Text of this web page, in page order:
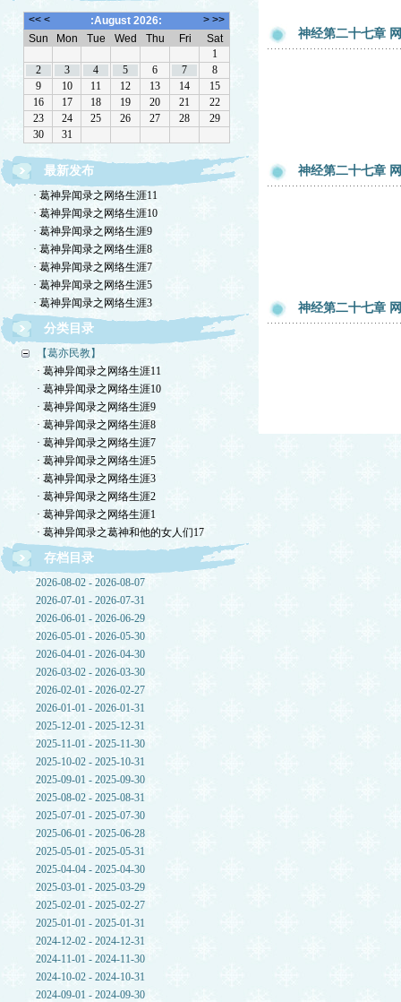
最新发布
· 葛神异闻录之网络生涯11
· 葛神异闻录之网络生涯10
· 葛神异闻录之网络生涯9
· 葛神异闻录之网络生涯8
· 葛神异闻录之网络生涯7
· 葛神异闻录之网络生涯5
· 葛神异闻录之网络生涯3
分类目录
【葛亦民教】
· 葛神异闻录之网络生涯11
· 葛神异闻录之网络生涯10
· 葛神异闻录之网络生涯9
· 葛神异闻录之网络生涯8
· 葛神异闻录之网络生涯7
· 葛神异闻录之网络生涯5
· 葛神异闻录之网络生涯3
· 葛神异闻录之网络生涯2
· 葛神异闻录之网络生涯1
· 葛神异闻录之葛神和他的女人们17
存档目录
2026-08-02 - 2026-08-07
2026-07-01 - 2026-07-31
2026-06-01 - 2026-06-29
2026-05-01 - 2026-05-30
2026-04-01 - 2026-04-30
2026-03-02 - 2026-03-30
2026-02-01 - 2026-02-27
2026-01-01 - 2026-01-31
2025-12-01 - 2025-12-31
2025-11-01 - 2025-11-30
2025-10-02 - 2025-10-31
2025-09-01 - 2025-09-30
2025-08-02 - 2025-08-31
2025-07-01 - 2025-07-30
2025-06-01 - 2025-06-28
2025-05-01 - 2025-05-31
2025-04-04 - 2025-04-30
2025-03-01 - 2025-03-29
2025-02-01 - 2025-02-27
2025-01-01 - 2025-01-31
2024-12-02 - 2024-12-31
2024-11-01 - 2024-11-30
2024-10-02 - 2024-10-31
2024-09-01 - 2024-09-30
神经第二十七章
神经第二十七章
神经第二十七章